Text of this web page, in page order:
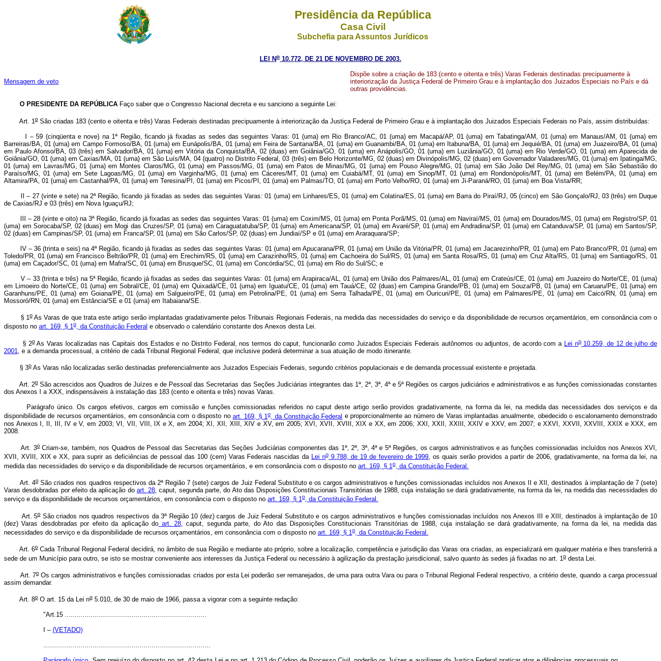
Presidência da República
Casa Civil
Subchefia para Assuntos Jurídicos
LEI No 10.772, DE 21 DE NOVEMBRO DE 2003.
Mensagem de veto
Dispõe sobre a criação de 183 (cento e oitenta e três) Varas Federais destinadas precipuamente à
interiorização da Justiça Federal de Primeiro Grau e à implantação dos Juizados Especiais no País e dá
outras providências.
O PRESIDENTE DA REPÚBLICA Faço saber que o Congresso Nacional decreta e eu sanciono a seguinte Lei:
Art. 1 o São criadas 183 (cento e oitenta e três) Varas Federais destinadas precipuamente à interiorização da Justiça Federal de Primeiro Grau e à implantação dos Juizados Especiais Federais no País, assim distribuídas:
I – 59 (cinqüenta e nove) na 1ª Região, ficando já fixadas as sedes das seguintes Varas: 01 (uma) em Rio Branco/AC, 01 (uma) em Macapá/AP, 01 (uma) em Tabatinga/AM, 01 (uma) em Manaus/AM, 01 (uma) em
Barreiras/BA, 01 (uma) em Campo Formoso/BA, 01 (uma) em Eunápolis/BA, 01 (uma) em Feira de Santana/BA, 01 (uma) em Guanambi/BA, 01 (uma) em Itabuna/BA, 01 (uma) em Jequié/BA, 01 (uma) em Juazeiro/BA, 01 (uma)
em Paulo Afonso/BA, 03 (três) em Salvador/BA, 01 (uma) em Vitória da Conquista/BA, 02 (duas) em Goiânia/GO, 01 (uma) em Anápolis/GO, 01 (uma) em Luziânia/GO, 01 (uma) em Rio Verde/GO, 01 (uma) em Aparecida de
Goiânia/GO, 01 (uma) em Caxias/MA, 01 (uma) em São Luís/MA, 04 (quatro) no Distrito Federal, 03 (três) em Belo Horizonte/MG, 02 (duas) em Divinópolis/MG, 02 (duas) em Governador Valadares/MG, 01 (uma) em Ipatinga/MG,
01 (uma) em Lavras/MG, 01 (uma) em Montes Claros/MG, 01 (uma) em Passos/MG, 01 (uma) em Patos de Minas/MG, 01 (uma) em Pouso Alegre/MG, 01 (uma) em São João Del Rey/MG, 01 (uma) em São Sebastião do
Paraíso/MG, 01 (uma) em Sete Lagoas/MG, 01 (uma) em Varginha/MG, 01 (uma) em Cáceres/MT, 01 (uma) em Cuiabá/MT, 01 (uma) em Sinop/MT, 01 (uma) em Rondonópolis/MT, 01 (uma) em Belém/PA, 01 (uma) em
Altamira/PA, 01 (uma) em Castanhal/PA, 01 (uma) em Teresina/PI, 01 (uma) em Picos/PI, 01 (uma) em Palmas/TO, 01 (uma) em Porto Velho/RO, 01 (uma) em Ji-Paraná/RO, 01 (uma) em Boa Vista/RR;
II – 27 (vinte e sete) na 2ª Região, ficando já fixadas as sedes das seguintes Varas: 01 (uma) em Linhares/ES, 01 (uma) em Colatina/ES, 01 (uma) em Barra do Piraí/RJ, 05 (cinco) em São Gonçalo/RJ, 03 (três) em Duque
de Caxias/RJ e 03 (três) em Nova Iguaçu/RJ;
III – 28 (vinte e oito) na 3ª Região, ficando já fixadas as sedes das seguintes Varas: 01 (uma) em Coxim/MS, 01 (uma) em Ponta Porã/MS, 01 (uma) em Naviraí/MS, 01 (uma) em Dourados/MS, 01 (uma) em Registro/SP, 01
(uma) em Sorocaba/SP, 02 (duas) em Mogi das Cruzes/SP, 01 (uma) em Caraguatatuba/SP, 01 (uma) em Americana/SP, 01 (uma) em Avaré/SP, 01 (uma) em Andradina/SP, 01 (uma) em Catanduva/SP, 01 (uma) em Santos/SP,
02 (duas) em Campinas/SP, 01 (uma) em Franca/SP, 01 (uma) em São Carlos/SP, 02 (duas) em Jundiaí/SP e 01 (uma) em Araraquara/SP;
IV – 36 (trinta e seis) na 4ª Região, ficando já fixadas as sedes das seguintes Varas: 01 (uma) em Apucarana/PR, 01 (uma) em União da Vitória/PR, 01 (uma) em Jacarezinho/PR, 01 (uma) em Pato Branco/PR, 01 (uma) em
Toledo/PR, 01 (uma) em Francisco Beltrão/PR, 01 (uma) em Erechim/RS, 01 (uma) em Carazinho/RS, 01 (uma) em Cachoeira do Sul/RS, 01 (uma) em Santa Rosa/RS, 01 (uma) em Cruz Alta/RS, 01 (uma) em Santiago/RS, 01
(uma) em Caçador/SC, 01 (uma) em Mafra/SC, 01 (uma) em Brusque/SC, 01 (uma) em Concórdia/SC, 01 (uma) em Rio do Sul/SC; e
V – 33 (trinta e três) na 5ª Região, ficando já fixadas as sedes das seguintes Varas: 01 (uma) em Arapiraca/AL, 01 (uma) em União dos Palmares/AL, 01 (uma) em Crateús/CE, 01 (uma) em Juazeiro do Norte/CE, 01 (uma)
em Limoeiro do Norte/CE, 01 (uma) em Sobral/CE, 01 (uma) em Quixadá/CE, 01 (uma) em Iguatu/CE, 01 (uma) em Tauá/CE, 02 (duas) em Campina Grande/PB, 01 (uma) em Souza/PB, 01 (uma) em Caruaru/PE, 01 (uma) em
Garanhuns/PE, 01 (uma) em Goiana/PE, 01 (uma) em Salgueiro/PE, 01 (uma) em Petrolina/PE, 01 (uma) em Serra Talhada/PE, 01 (uma) em Ouricuri/PE, 01 (uma) em Palmares/PE, 01 (uma) em Caicó/RN, 01 (uma) em
Mossoró/RN, 01 (uma) em Estância/SE e 01 (uma) em Itabaiana/SE.
§ 1oAs Varas de que trata este artigo serão implantadas gradativamente pelos Tribunais Regionais Federais, na medida das necessidades do serviço e da disponibilidade de recursos orçamentários, em consonância com o
disposto no art. 169, § 1o, da Constituição Federal e observado o calendário constante dos Anexos desta Lei.
§ 2oAs Varas localizadas nas Capitais dos Estados e no Distrito Federal, nos termos do caput, funcionarão como Juizados Especiais Federais autônomos ou adjuntos, de acordo com a Lei no10.259, de 12 de julho de
2001
, e a demanda processual, a critério de cada Tribunal Regional Federal, que inclusive poderá determinar a sua atuação de modo itinerante.
§ 3o As Varas não localizadas serão destinadas preferencialmente aos Juizados Especiais Federais, segundo critérios populacionais e de demanda processual existente e projetada.
Art. 2oSão acrescidos aos Quadros de Juízes e de Pessoal das Secretarias das Seções Judiciárias integrantes das 1ª, 2ª, 3ª, 4ª e 5ª Regiões os cargos judiciários e administrativos e as funções comissionadas constantes
dos Anexos I a XXX, indispensáveis à instalação das 183 (cento e oitenta e três) novas Varas.
Parágrafo único. Os cargos efetivos, cargos em comissão e funções comissionadas referidos no caput deste artigo serão providos gradativamente, na forma da lei, na medida das necessidades dos serviços e da
disponibilidade de recursos orçamentários, em consonância com o disposto no art. 169, § 1o, da Constituição Federal e proporcionalmente ao número de Varas implantadas anualmente, obedecido o escalonamento demonstrado
nos Anexos I, II, III, IV e V, em 2003; VI, VII, VIII, IX e X, em 2004; XI, XII, XIII, XIV e XV, em 2005; XVI, XVII, XVIII, XIX e XX, em 2006; XXI, XXII, XXIII, XXIV e XXV, em 2007; e XXVI, XXVII, XXVIII, XXIX e XXX, em
2008.
Art. 3oCriam-se, também, nos Quadros de Pessoal das Secretarias das Seções Judiciárias componentes das 1ª, 2ª, 3ª, 4ª e 5ª Regiões, os cargos administrativos e as funções comissionadas incluídos nos Anexos XVI,
XVII, XVIII, XIX e XX, para suprir as deficiências de pessoal das 100 (cem) Varas Federais nascidas da Lei no9.788, de 19 de fevereiro de 1999, os quais serão providos a partir de 2006, gradativamente, na forma da lei, na
medida das necessidades do serviço e da disponibilidade de recursos orçamentários, e em consonância com o disposto no art. 169, § 1o , da Constituição Federal.
Art. 4o São criados nos quadros respectivos da 2ª Região 7 (sete) cargos de Juiz Federal Substituto e os cargos administrativos e funções comissionadas incluídos nos Anexos II e XII, destinados à implantação de 7 (sete)
Varas desdobradas por efeito da aplicação do art. 28, caput, segunda parte, do Ato das Disposições Constitucionais Transitórias de 1988, cuja instalação se dará gradativamente, na forma da lei, na medida das necessidades do
serviço e da disponibilidade de recursos orçamentários, em consonância com o disposto no art. 169, § 1o, da Constituição Federal.
Art. 5oSão criados nos quadros respectivos da 3ª Região 10 (dez) cargos de Juiz Federal Substituto e os cargos administrativos e funções comissionadas incluídos nos Anexos III e XIII, destinados à implantação de 10
(dez) Varas desdobradas por efeito da aplicação do art. 28, caput, segunda parte, do Ato das Disposições Constitucionais Transitórias de 1988, cuja instalação se dará gradativamente, na forma da lei, na medida das
necessidades do serviço e da disponibilidade de recursos orçamentários, em consonância com o disposto no art. 169, § 1o, da Constituição Federal.
Art. 6oCada Tribunal Regional Federal decidirá, no âmbito de sua Região e mediante ato próprio, sobre a localização, competência e jurisdição das Varas ora criadas, as especializará em qualquer matéria e lhes transferirá a
sede de um Município para outro, se isto se mostrar conveniente aos interesses da Justiça Federal ou necessário à agilização da prestação jurisdicional, salvo quanto às sedes já fixadas no art. 1o desta Lei.
Art. 7oOs cargos administrativos e funções comissionadas criados por esta Lei poderão ser remanejados, de uma para outra Vara ou para o Tribunal Regional Federal respectivo, a critério deste, quando a carga processual
assim demandar.
Art. 8o O art. 15 da Lei no 5.010, de 30 de maio de 1966, passa a vigorar com a seguinte redação:
"Art.15 ........................................................................
I – (VETADO)
.....................................................................................